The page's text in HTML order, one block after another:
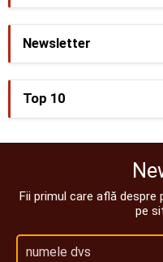
Newsletter
Top 10
Fii primul care află despre
pe